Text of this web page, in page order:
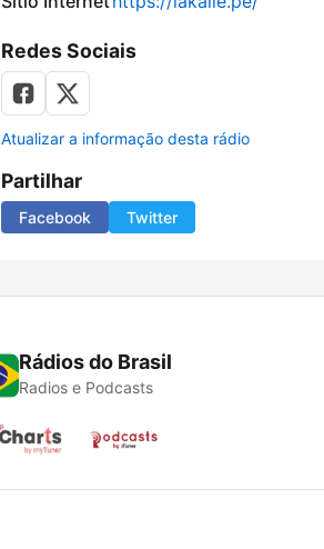
Redes Sociais
Atualizar a informação desta rádio
Partilhar
Facebook Twitter
Rádios do Brasil
Radios e Podcasts